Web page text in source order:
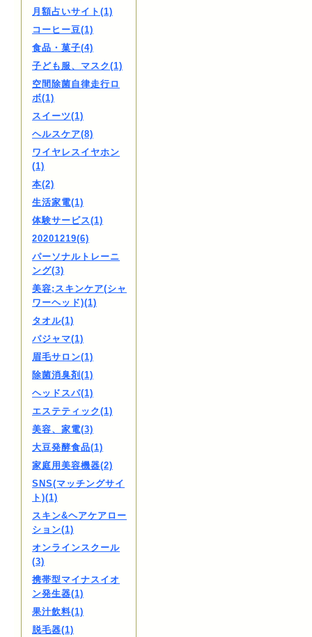
月額占いサイト(1)
コーヒー豆(1)
食品・菓子(4)
子ども服、マスク(1)
空間除菌自律走行ロ
ボ(1)
スイーツ(1)
ヘルスケア(8)
ワイヤレスイヤホン
(1)
本(2)
生活家電(1)
体験サービス(1)
20201219(6)
パーソナルトレーニ
ング(3)
美容;スキンケア(シャ
ワーヘッド)(1)
タオル(1)
パジャマ(1)
眉毛サロン(1)
除菌消臭剤(1)
ヘッドスパ(1)
エステティック(1)
美容、家電(3)
大豆発酵食品(1)
家庭用美容機器(2)
SNS(マッチングサイ
ト)(1)
スキン&ヘアケアロー
ション(1)
オンラインスクール
(3)
携帯型マイナスイオ
ン発生器(1)
果汁飲料(1)
脱毛器(1)